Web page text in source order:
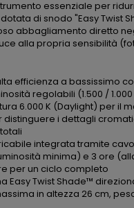
essenziale per
di snodo "Easy Twist
abbagliamento diretto
alla propria sensibilità
efficienza a bassissimo
regolabili (1.500 /
6.000 K (Daylight) per il
distinguere i dettagli
integrata tramite cavo
minima) e 3 ore
per un ciclo completo
Easy Twist Shade™
in altezza 26 cm,